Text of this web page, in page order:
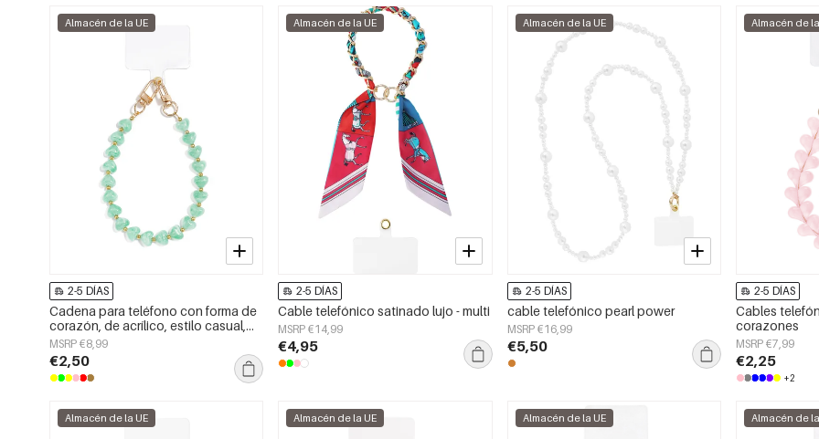
Almacén de la UE
2-5 DÍAS
Cadena para teléfono con forma de
corazón, de acrílico, estilo casual,
para uso diario.
MSRP €8,99
€2,50
Almacén de la UE
2-5 DÍAS
Cable telefónico satinado lujo - multi
MSRP €14,99
€4,95
Almacén de la UE
2-5 DÍAS
cable telefónico pearl power
MSRP €16,99
€5,50
Almacén de
2-5 DÍAS
Cables
corazones
MSRP €7,99
€2,25
+2
Almacén de la UE Almacén de la UE Almacén de la UE Almacén de